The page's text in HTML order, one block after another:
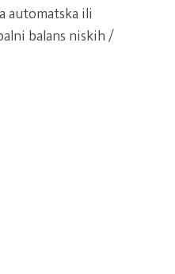
automatska ili
balans niskih /